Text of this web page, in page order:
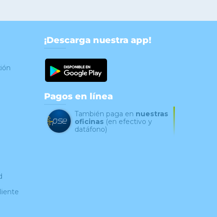
¡Descarga nuestra app!
Pagos en línea
También paga en nuestras
oficinas (en efectivo y
datáfono)